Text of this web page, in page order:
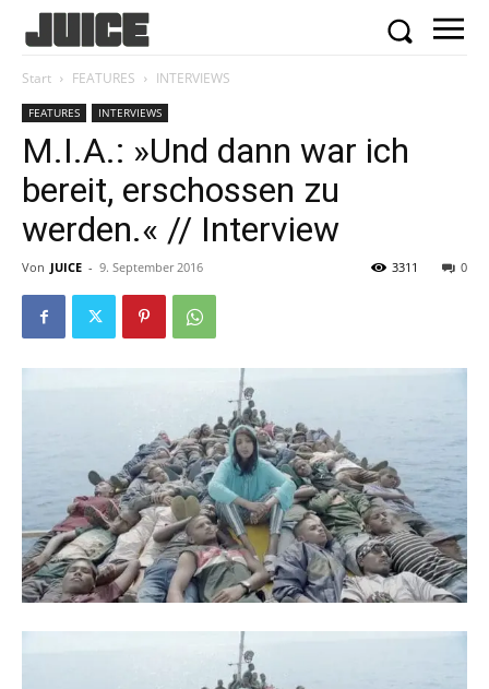
Start FEATURES INTERVIEWS
FEATURES INTERVIEWS
M.I.A.: »Und dann war ich
bereit, erschossen zu
werden.« // Interview
Von JUICE - 9. September 2016 0
3311